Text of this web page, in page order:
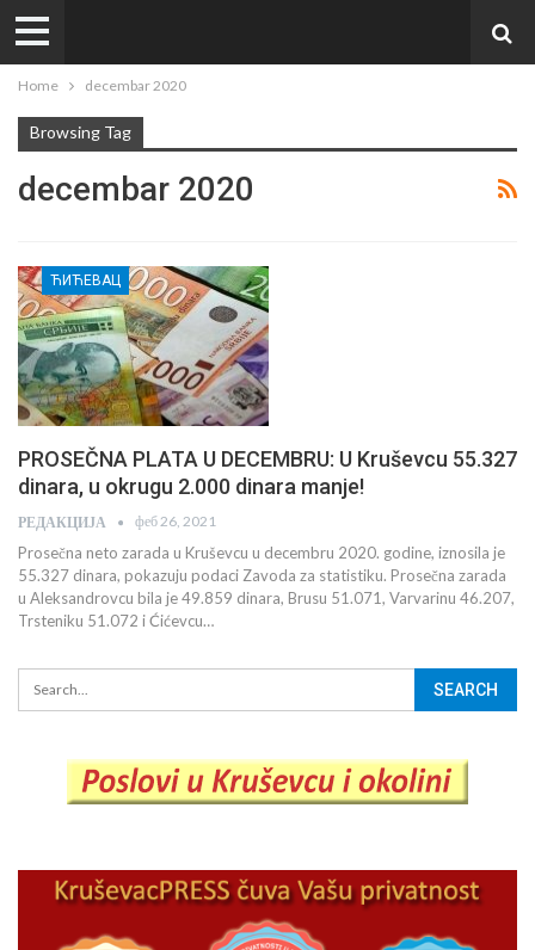
Home decembar 2020
Browsing Tag
decembar 2020
ЋИЋЕВАЦ
PROSEČNA PLATA U DECEMBRU: U Kruševcu 55.327
dinara, u okrugu 2.000 dinara manje!
РЕДАКЦИЈА феб 26, 2021
Prosečna neto zarada u Kruševcu u decembru 2020. godine, iznosila je
55.327 dinara, pokazuju podaci Zavoda za statistiku. Prosečna zarada
u Aleksandrovcu bila je 49.859 dinara, Brusu 51.071, Varvarinu 46.207,
Trsteniku 51.072 i Ćićevcu…